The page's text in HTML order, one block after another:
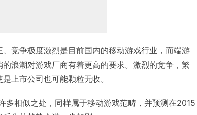
竞争极度激烈是目前国内的移动游戏行业，而端游
浪潮对游戏厂商有着更高的要求。激烈的竞争，繁
上市公司也可能颗粒无收。
多相似之处，同样属于移动游戏范畴，并预测在2015